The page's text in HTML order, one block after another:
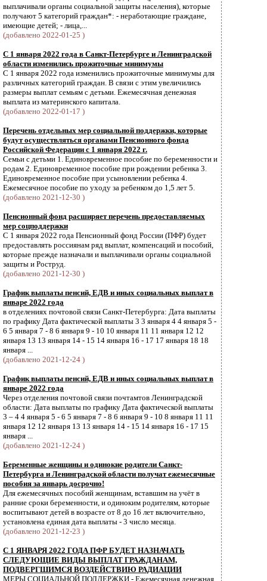
выплачивали органы социальной защиты населения), которые
получают 5 категорий граждан*: - неработающие граждане,
имеющие детей; - лица,...
(добавлено 2022-01-25 )
С 1 января 2022 года в Санкт-Петербурге и Ленинградской
области изменились прожиточные минимумы
С 1 января 2022 года изменились прожиточные минимумы для
различных категорий граждан. В связи с этим увеличились
размеры выплат семьям с детьми. Ежемесячная денежная
выплата из материнского капитала.
(добавлено 2022-01-17 )
Перечень отдельных мер социальной поддержки, которые
будут осуществляться органами Пенсионного фонда
Российской Федерации с 1 января 2022 г.
Семьи с детьми 1. Единовременное пособие по беременности и
родам 2. Единовременное пособие при рождении ребенка 3.
Единовременное пособие при усыновлении ребенка 4.
Ежемесячное пособие по уходу за ребенком до 1,5 лет 5.
(добавлено 2021-12-30 )
Пенсионный фонд расширяет перечень предоставляемых
мер соцподдержки
С 1 января 2022 года Пенсионный фонд России (ПФР) будет
предоставлять россиянам ряд выплат, компенсаций и пособий,
которые прежде назначали и выплачивали органы социальной
защиты и Роструд.
(добавлено 2021-12-30 )
График выплаты пенсий, ЕДВ и иных социальных выплат в
январе 2022 года
в отделениях почтовой связи Санкт-Петербурга: Дата выплаты
по графику Дата фактической выплаты 3 3 января 4 4 января 5 -
6 5 января 7 - 8 6 января 9 - 10 10 января 11 11 января 12 12
января 13 13 января 14 - 15 14 января 16 - 17 17 января 18 18
января ...
(добавлено 2021-12-24 )
График выплаты пенсий, ЕДВ и иных социальных выплат в
январе 2022 года
Через отделения почтовой связи почтамтов Ленинградской
области: Дата выплаты по графику Дата фактической выплаты
3 – 4 4 января 5 - 6 5 января 7 - 8 6 января 9 - 10 8 января 11 11
января 12 12 января 13 13 января 14 - 15 14 января 16 - 17 15
января ...
(добавлено 2021-12-24 )
Беременные женщины и одинокие родители Санкт-
Петербурга и Ленинградской области получат ежемесячные
пособия за январь досрочно!
Для ежемесячных пособий женщинам, вставшим на учёт в
ранние сроки беременности, и одиноким родителям, которые
воспитывают детей в возрасте от 8 до 16 лет включительно,
установлена единая дата выплаты - 3 число месяца.
(добавлено 2021-12-23 )
С 1 ЯНВАРЯ 2022 ГОДА ПФР БУДЕТ НАЗНАЧАТЬ
СЛЕДУЮЩИЕ ВИДЫ ВЫПЛАТ ГРАЖДАНАМ,
ПОДВЕРГШИМСЯ ВОЗДЕЙСТВИЮ РАДИАЦИИ
МЕРЫ СОЦИАЛЬНОЙ ПОДДЕРЖКИ - Ежемесячная денежная